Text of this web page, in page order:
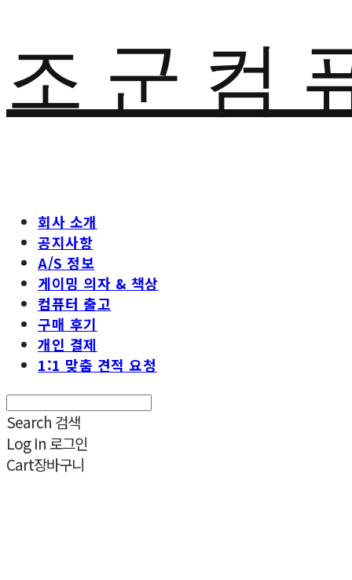
조 군 컴
회사 소개
공지사항
A/S 정보
게이밍 의자 & 책상
컴퓨터 출고
구매 후기
개인 결제
1:1 맞춤 견적 요청
Search 검색
Log In 로그인
Cart장바구니